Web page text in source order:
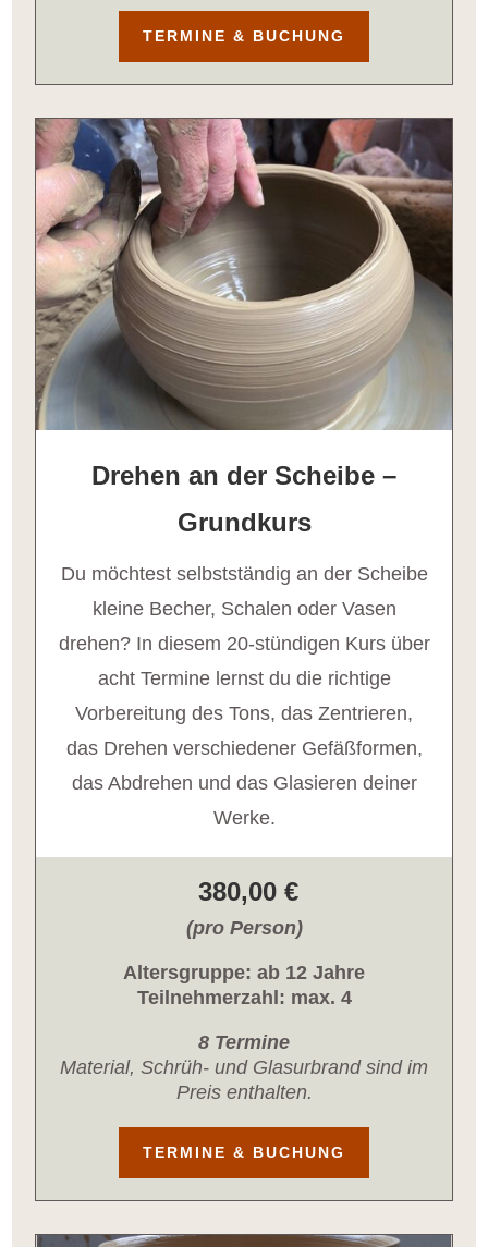
TERMINE & BUCHUNG
Drehen an der Scheibe –
Grundkurs
Du möchtest selbstständig an der Scheibe
kleine Becher, Schalen oder Vasen
drehen? In diesem 20-stündigen Kurs über
acht Termine lernst du die richtige
Vorbereitung des Tons, das Zentrieren,
das Drehen verschiedener Gefäßformen,
das Abdrehen und das Glasieren deiner
Werke.
380,00 €
(pro Person)
Altersgruppe: ab 12 Jahre
Teilnehmerzahl: max. 4
8 Termine
Material, Schrüh- und Glasurbrand sind im
Preis enthalten.
TERMINE & BUCHUNG